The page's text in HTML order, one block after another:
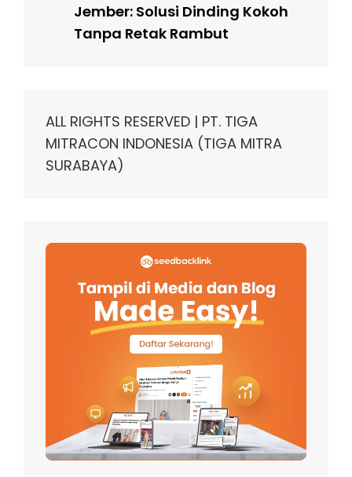
Jember: Solusi Dinding Kokoh
Tanpa Retak Rambut
ALL RIGHTS RESERVED | PT. TIGA
MITRACON INDONESIA (TIGA MITRA
SURABAYA)